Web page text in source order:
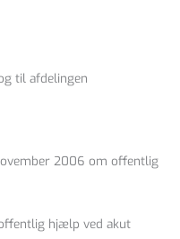
til afdelingen
2006 om offentlig
hjælp ved akut